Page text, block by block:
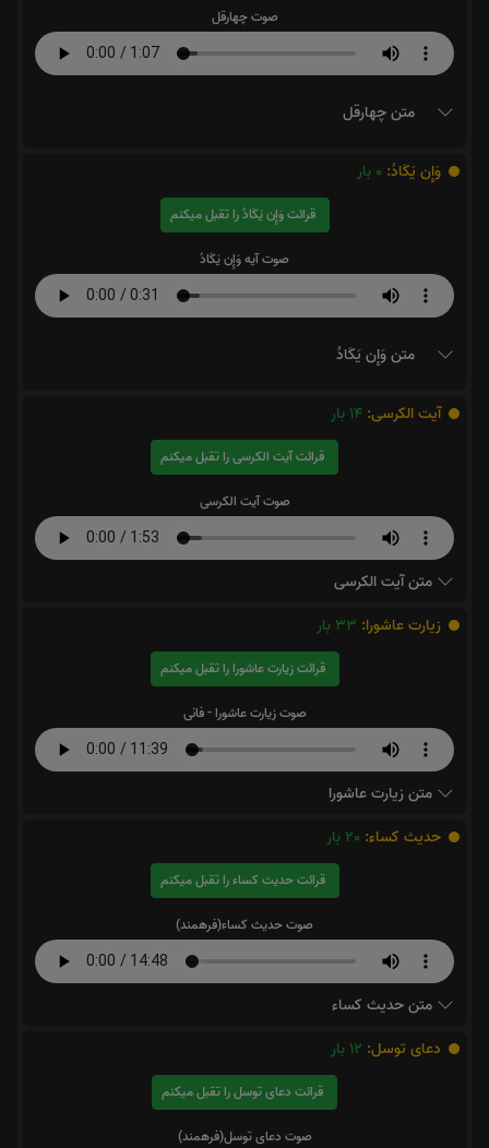
صوت چهارقل
متن چهارقل
وَإِن يَكَادُ: 0 بار
قرائت وَإِن يَكَادُ را تقبل میکنم
صوت آیه وَإِن يَكَادُ
متن وَإِن يَكَادُ
آیت الکرسی: 14 بار
قرائت آیت الکرسی را تقبل میکنم
صوت آیت الکرسی
متن آیت الکرسی
زیارت عاشورا: 33 بار
قرائت زیارت عاشورا را تقبل میکنم
صوت زیارت عاشورا - فانی
متن زیارت عاشورا
حدیث کساء: 20 بار
قرائت حدیث کساء را تقبل میکنم
صوت حدیث کساء(فرهمند)
متن حدیث کساء
دعای توسل: 12 بار
قرائت دعای توسل را تقبل میکنم
صوت دعای توسل(فرهمند)